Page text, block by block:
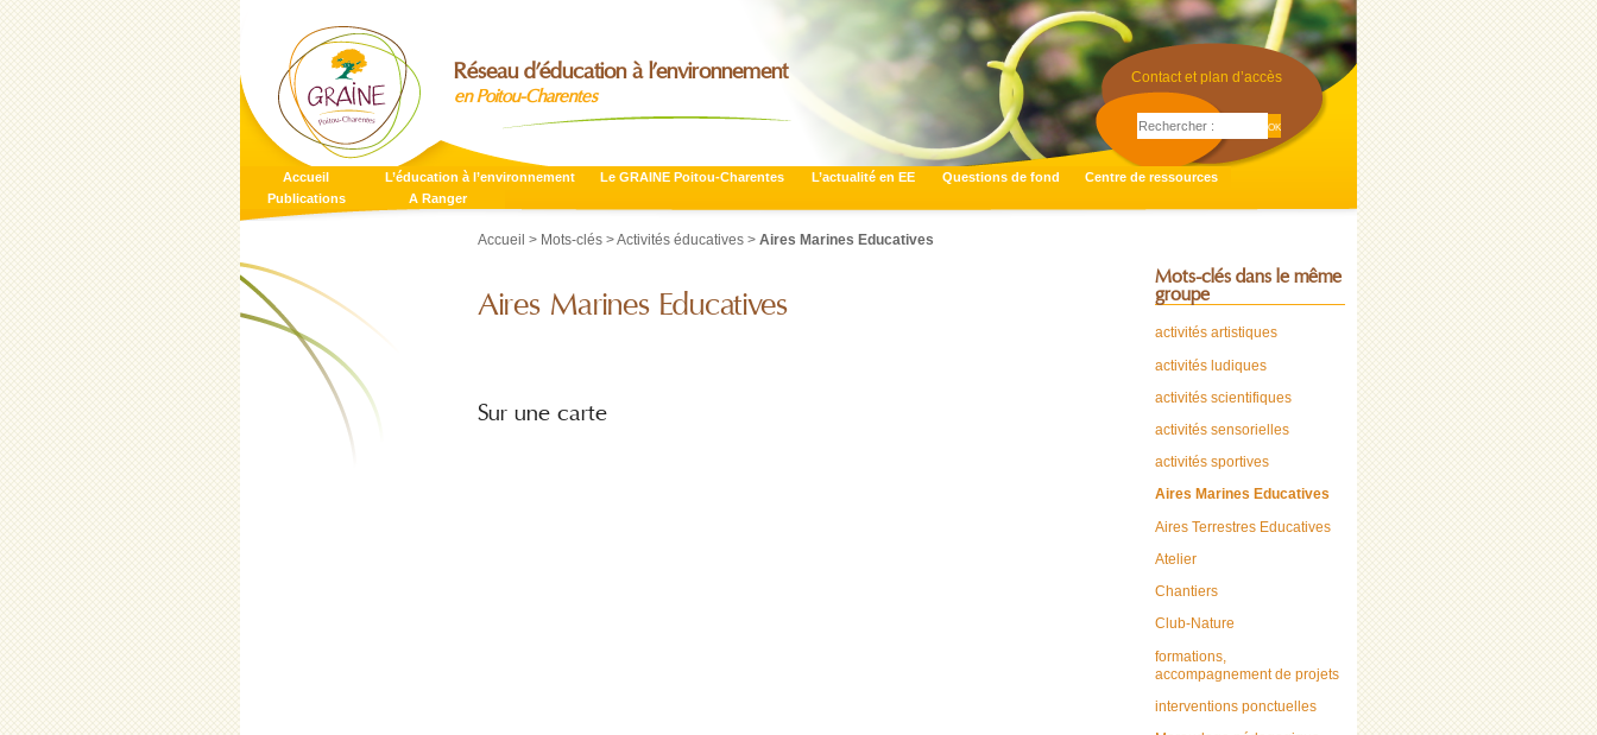
Réseau d’éducation à l’environnement
en Poitou-Charentes
Contact et plan d’accès
Accueil L’éducation à l’environnement Le GRAINE Poitou-Charentes L’actualité en EE Questions de fond
Centre de ressources
Publications
A Ranger
Accueil > Mots-clés > Activités éducatives > Aires Marines Educatives
Aires Marines Educatives
Sur une carte
Mots-clés dans le même
groupe
activités artistiques
activités ludiques
activités scientifiques
activités sensorielles
activités sportives
Aires Marines Educatives
Aires Terrestres Educatives
Atelier
Chantiers
Club-Nature
formations,
accompagnement de projets
interventions ponctuelles